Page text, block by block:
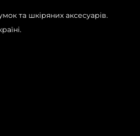
та шкіряних аксесуарів.